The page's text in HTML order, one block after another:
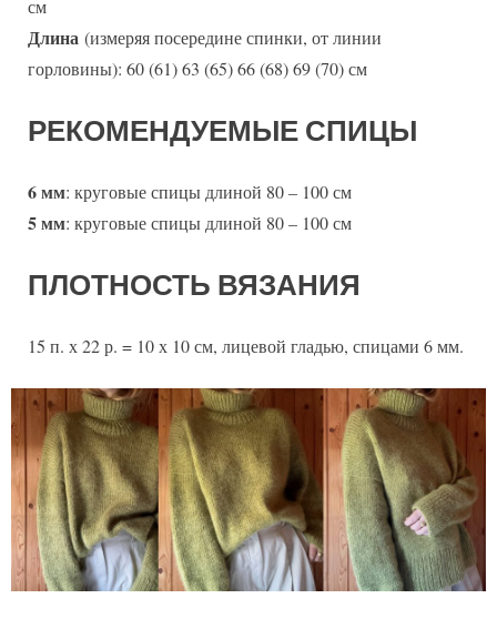
см
Длина (измеряя посередине спинки, от линии
горловины): 60 (61) 63 (65) 66 (68) 69 (70) см
РЕКОМЕНДУЕМЫЕ СПИЦЫ
6 мм: круговые спицы длиной 80 – 100 см
5 мм: круговые спицы длиной 80 – 100 см
ПЛОТНОСТЬ ВЯЗАНИЯ
15 п. х 22 р. = 10 х 10 см, лицевой гладью, спицами 6 мм.